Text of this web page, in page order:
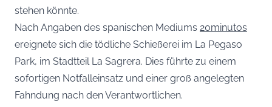
stehen könnte.
Nach Angaben des spanischen Mediums 20minutos
ereignete sich die tödliche Schießerei im La Pegaso
Park, im Stadtteil La Sagrera. Dies führte zu einem
sofortigen Notfalleinsatz und einer groß angelegten
Fahndung nach den Verantwortlichen.